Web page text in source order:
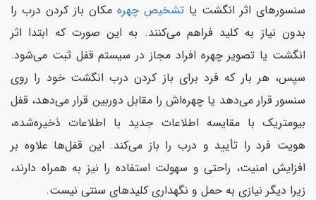
سنسورهای اثر انگشت یا تشخیص چهره مکان باز کردن درب را
بدون نیاز به کلید فراهم می‌کنند. به این صورت که ابتدا اثر
انگشت یا تصویر چهره افراد مجاز در سیستم قفل ثبت می‌شود.
سپس، هر بار که فرد برای باز کردن درب انگشت خود را روی
سنسور قرار می‌دهد یا چهره‌اش را مقابل دوربین قرار می‌دهد، قفل
بیومتریک با مقایسه اطلاعات جدید با اطلاعات ذخیره‌شده،
هویت فرد را تأیید و درب را باز می‌کند. این قفل‌ها علاوه بر
افزایش امنیت، راحتی و سهولت استفاده را نیز به همراه دارند،
زیرا دیگر نیازی به حمل و نگهداری کلیدهای سنتی نیست.